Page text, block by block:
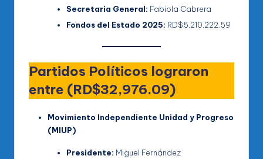
Secretaria General: Fabiola Cabrera
Fondos del Estado 2025: RD$5,210,222.59
Partidos Políticos lograron
entre (RD$32,976.09)
Movimiento Independiente Unidad y Progreso
(MIUP)
Presidente: Miguel Fernández